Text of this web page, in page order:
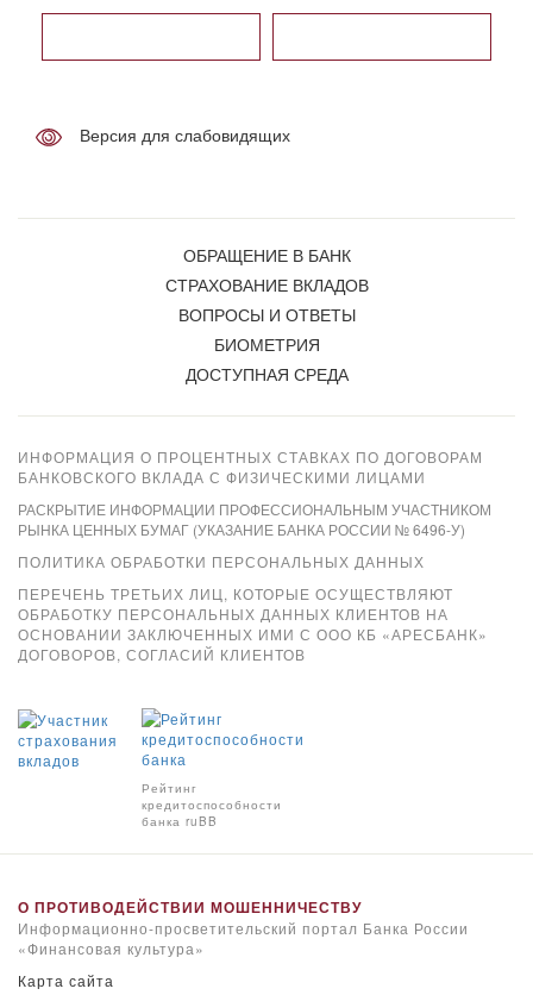
Версия для слабовидящих
ОБРАЩЕНИЕ В БАНК
СТРАХОВАНИЕ ВКЛАДОВ
ВОПРОСЫ И ОТВЕТЫ
БИОМЕТРИЯ
ДОСТУПНАЯ СРЕДА
ИНФОРМАЦИЯ О ПРОЦЕНТНЫХ СТАВКАХ ПО ДОГОВОРАМ
БАНКОВСКОГО ВКЛАДА С ФИЗИЧЕСКИМИ ЛИЦАМИ
РАСКРЫТИЕ ИНФОРМАЦИИ ПРОФЕССИОНАЛЬНЫМ УЧАСТНИКОМ
РЫНКА ЦЕННЫХ БУМАГ (УКАЗАНИЕ БАНКА РОССИИ № 6496-У)
ПОЛИТИКА ОБРАБОТКИ ПЕРСОНАЛЬНЫХ ДАННЫХ
ПЕРЕЧЕНЬ ТРЕТЬИХ ЛИЦ, КОТОРЫЕ ОСУЩЕСТВЛЯЮТ
ОБРАБОТКУ ПЕРСОНАЛЬНЫХ ДАННЫХ КЛИЕНТОВ НА
ОСНОВАНИИ ЗАКЛЮЧЕННЫХ ИМИ С ООО КБ «АРЕСБАНК»
ДОГОВОРОВ, СОГЛАСИЙ КЛИЕНТОВ
Рейтинг
кредитоспособности
банка ruBB
О ПРОТИВОДЕЙСТВИИ МОШЕННИЧЕСТВУ
Информационно-просветительский портал Банка России
«Финансовая культура»
Карта сайта